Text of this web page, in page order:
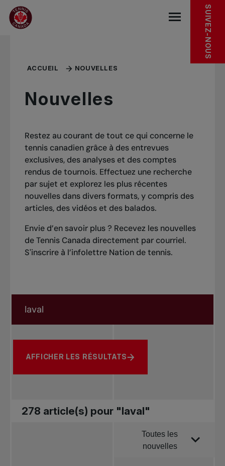
Sauter au menu principal
Sauter au contenu principal
Sauter au pied de page SUIVEZ-NOUS
ACCUEIL NOUVELLES
Nouvelles
Restez au courant de tout ce qui concerne le
tennis canadien grâce à des entrevues
exclusives, des analyses et des comptes
rendus de tournois. Effectuez une recherche
par sujet et explorez les plus récentes
nouvelles dans divers formats, y compris des
articles, des vidéos et des balados.
Envie d’en savoir plus ? Recevez les nouvelles
de Tennis Canada directement par courriel.
S'inscrire à l’infolettre Nation de tennis.
Rechercher par sujet, joueur ou autre
AFFICHER LES RÉSULTATS
278 article(s) pour "laval"
Trier parToutes les
nouvelles